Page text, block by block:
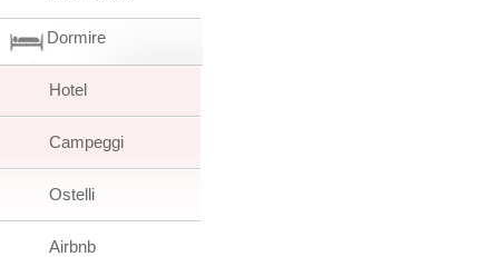
Dormire
Hotel
Campeggi
Ostelli
Airbnb